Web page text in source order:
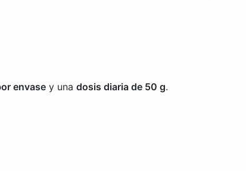
envase y una dosis diaria de 50 g.